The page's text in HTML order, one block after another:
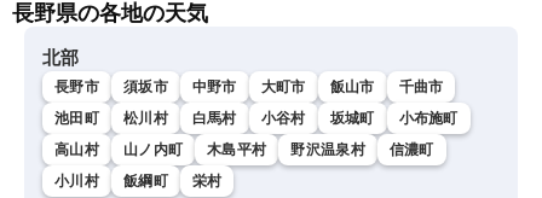
長野県の各地の天気
北部
長野市 須坂市 中野市 大町市 飯山市
千曲市
池田町
松川村 白馬村 小谷村 坂城町
小布施町
高山村
山ノ内町 木島平村 野沢温泉村
信濃町
小川村
飯綱町 栄村